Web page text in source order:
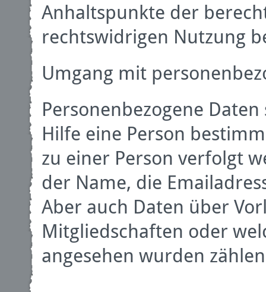
Anhaltspunkte der
rechtswidrigen Nutzung
Umgang mit
Personenbezogene
Hilfe eine Person
zu einer Person verfolgt
der Name, die
Aber auch Daten über
Mitgliedschaften oder
angesehen wurden